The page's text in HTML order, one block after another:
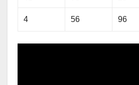
4 56 96